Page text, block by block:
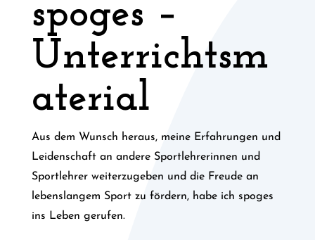
spoges –
Unterrichtsm
aterial
Aus dem Wunsch heraus, meine Erfahrungen und
Leidenschaft an andere Sportlehrerinnen und
Sportlehrer weiterzugeben und die Freude an
lebenslangem Sport zu fördern, habe ich spoges
ins Leben gerufen.